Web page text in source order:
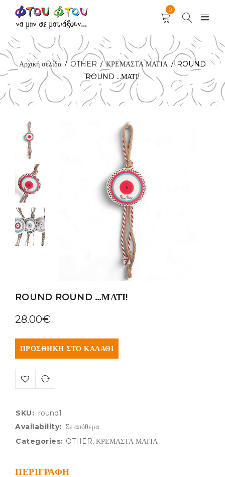
0
Αρχική σελίδα / OTHER / ΚΡΕΜΑΣΤΑ ΜΑΤΙΑ / ROUND
ROUND …ΜΑΤΙ!
ROUND ROUND …ΜΑΤΙ!
28.00€
ΠΡΟΣΘΉΚΗ ΣΤΟ ΚΑΛΆΘΙ
SKU: round1
Availability: Σε απόθεμα
Categories: OTHER, ΚΡΕΜΑΣΤΑ ΜΑΤΙΑ
ΠΕΡΙΓΡΑΦΉ